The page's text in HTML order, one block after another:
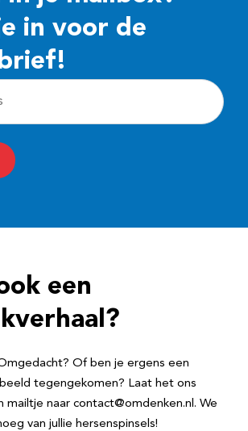
in voor de
een
Of ben je ergens een
tegengekomen? Laat het ons
mailtje naar contact@omdenken.nl. We
van jullie hersenspinsels!